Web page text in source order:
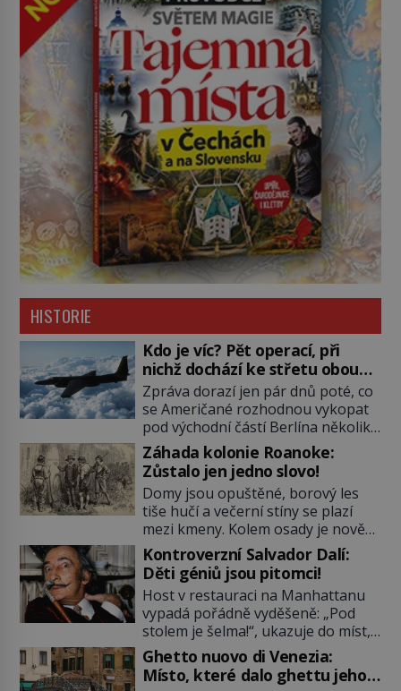
HISTORIE
Kdo je víc? Pět operací, při
nichž dochází ke střetu obou
tajných služeb
Zpráva dorazí jen pár dnů poté, co
se Američané rozhodnou vykopat
pod východní částí Berlína několik
stovek metrů dlouhý tunel. Sověti
na sobě nenechají nic znát a
nechají nepřítele, aby si myslel, že
je přechytračil. Cennou informaci
jim dodá jeden z agentů. Oba
tábory jsou zvyklé působit v pozadí
a podle situace tlačit, jak oni […]
Záhada kolonie Roanoke:
Zůstalo jen jedno slovo!
Domy jsou opuštěné, borový les
tiše hučí a večerní stíny se plazí
mezi kmeny. Kolem osady je nově
postavená palisáda, ale ani to
nejspíš nedokáže osadníky
zachránit. Muži, ženy, děti – všichni
jsou pryč. Nadobro a navždycky!
Kapitán John White (asi 1539–1593)
v srpnu 1587 naposledy zamává
své právě narozené vnučce a
vstoupí na palubu. Nechce […]
Kontroverzní Salvador Dalí:
Děti géniů jsou pitomci!
Host v restauraci na Manhattanu
vypadá pořádně vyděšeně: „Pod
stolem je šelma!“, ukazuje do míst,
kde má nedaleko sedící Salvador
Dalí nohy. „Není důvod k obavám,
to je obyčejná kočka přemalovaná
Ghetto nuovo di Venezia:
Místo, které dalo ghettu jeho